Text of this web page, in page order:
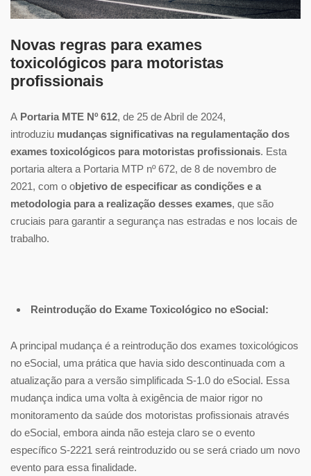
Novas regras para exames
toxicológicos para motoristas
profissionais
A Portaria MTE Nº 612, de 25 de Abril de 2024,
introduziu mudanças significativas na regulamentação dos
exames toxicológicos para motoristas profissionais. Esta
portaria altera a Portaria MTP nº 672, de 8 de novembro de
2021, com o objetivo de especificar as condições e a
metodologia para a realização desses exames, que são
cruciais para garantir a segurança nas estradas e nos locais de
trabalho.
Reintrodução do Exame Toxicológico no eSocial:
A principal mudança é a reintrodução dos exames toxicológicos
no eSocial, uma prática que havia sido descontinuada com a
atualização para a versão simplificada S-1.0 do eSocial. Essa
mudança indica uma volta à exigência de maior rigor no
monitoramento da saúde dos motoristas profissionais através
do eSocial, embora ainda não esteja claro se o evento
específico S-2221 será reintroduzido ou se será criado um novo
evento para essa finalidade.